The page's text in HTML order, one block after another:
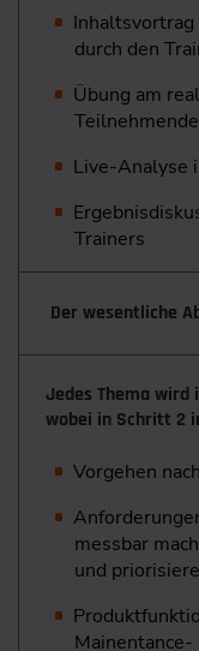
Inhaltsvortrag
durch den
Übung am
Teilnehmende
Live-Analyse
Trainers
Der wesentliche
Jedes Thema
wobei in Schritt 2
Vorgehen
messbar
und
Mainentance-